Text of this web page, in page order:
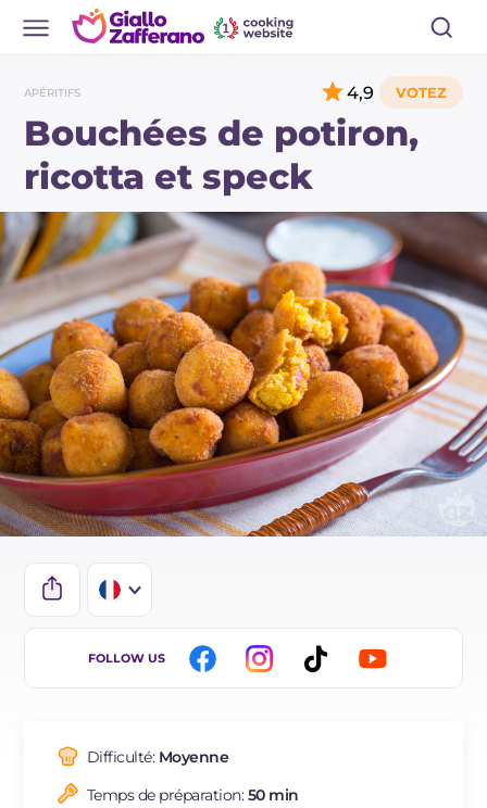
APÉRITIFS
Bouchées de potiron,
ricotta et speck
4,9
IT
ES
BR
FOLLOW US
Difficulté: Moyenne
Temps de préparation:50 min